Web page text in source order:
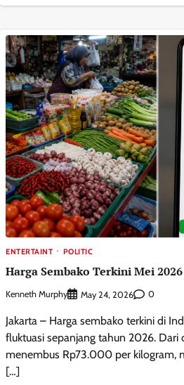
ENTERTAINT POLITIC
Harga Sembako Terkini Mei
Kenneth Murphy May 24, 2026 0
Jakarta – Harga sembako terkini di
fluktuasi sepanjang tahun 2026. Dari
menembus Rp73.000 per kilogram,
[…]